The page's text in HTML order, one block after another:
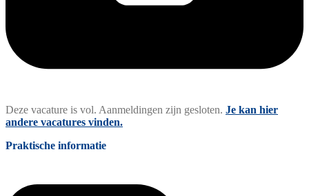
Deze vacature is vol. Aanmeldingen zijn gesloten. Je kan hier
andere vacatures vinden.
Praktische informatie